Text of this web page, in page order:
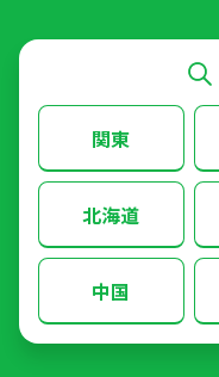
関東
北海道
中国